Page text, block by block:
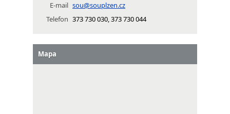
E-mail sou@souplzen.cz
Telefon 373 730 030, 373 730 044
Mapa